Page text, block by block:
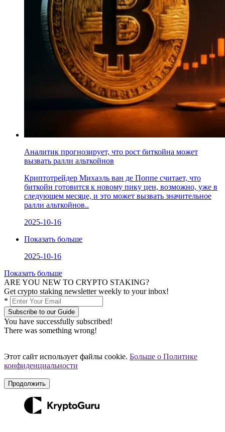
Аналитик прогнозирует, что рост биткойна может
вызвать ралли альткойнов
Криптотрейдер Михаэль ван де Поппе считает, что
биткойн готовится к новому пику цен, возможно, уже в
следующем месяце, и это может вызвать значительное
ралли альткойнов..
2025-10-16
Показать больше
2025-10-16
Показать больше
ARE YOU NEW TO CRYPTO STAKING?
Get crypto staking newsletter weekly to your inbox!
*
Subscribe to our Guide
You have successfully subscribed!
There was something wrong!
Этот сайт использует файлы cookie. Больше о Политике
конфиденциальности
Продолжить